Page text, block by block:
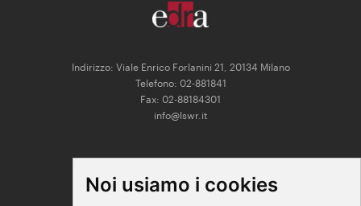
Noi usiamo i cookies
Indirizzo: Viale Enrico Forlanini 21, 20134 Milano
Telefono: 02-881841
Fax: 02-88184301
info@lswr.it